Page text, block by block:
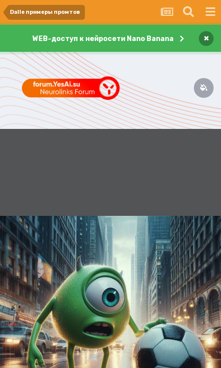
Dalle примеры промтов
WEB-доступ к нейросети Nano Banana ×